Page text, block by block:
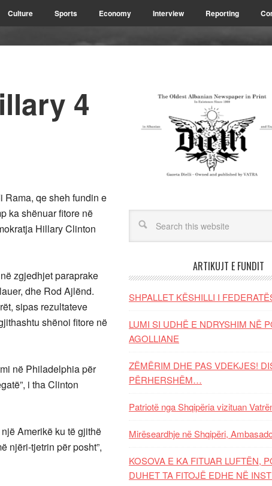
Culture Sports Economy Interview Reporting
4
Rama, qe sheh fundin e
ka shënuar fitore në
Hillary Clinton
zgjedhjet paraprake
dhe Rod Ajlënd.
sipas rezultateve
shënoi fitore në
në Philadelphia për
i tha Clinton
Amerikë ku të gjithë
njëri-tjetrin për posht”,
ARTIKUJT E FUNDIT
SHPALLET KËSHILLI I
LUMI SI UDHË E NDRYSHIM NË
AGOLLIANE
ZËMËRIM DHE PAS VDEKJES!
PËRHERSHËM…
Patriotë nga Shqipëria vizituan
Mirëseardhje në Shqipëri,
KOSOVA E KA FITUAR LUFTËN,
DUHET TA FITOJË EDHE NË